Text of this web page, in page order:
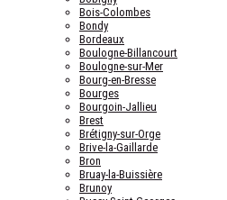
Bois-Colombes
Bondy
Bordeaux
Boulogne-Billancourt
Boulogne-sur-Mer
Bourg-en-Bresse
Bourges
Bourgoin-Jallieu
Brest
Brétigny-sur-Orge
Brive-la-Gaillarde
Bron
Bruay-la-Buissière
Brunoy